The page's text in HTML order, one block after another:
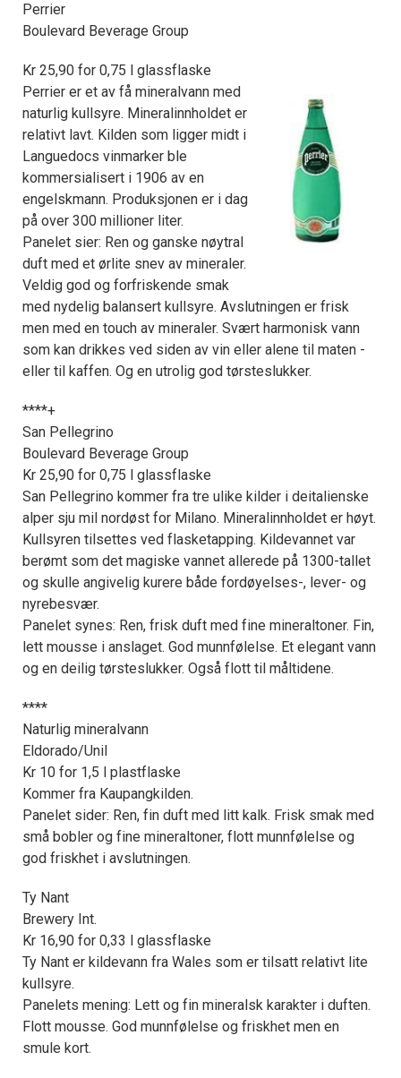
Perrier
Boulevard Beverage Group
Kr 25,90 for 0,75 l glassflaske
Perrier er et av få mineralvann med
naturlig kullsyre. Mineralinnholdet er
relativt lavt. Kilden som ligger midt i
Languedocs vinmarker ble
kommersialisert i 1906 av en
engelskmann. Produksjonen er i dag
på over 300 millioner liter.
Panelet sier: Ren og ganske nøytral
duft med et ørlite snev av mineraler.
Veldig god og forfriskende smak
med nydelig balansert kullsyre. Avslutningen er frisk
men med en touch av mineraler. Svært harmonisk vann
som kan drikkes ved siden av vin eller alene til maten -
eller til kaffen. Og en utrolig god tørsteslukker.
****+
San Pellegrino
Boulevard Beverage Group
Kr 25,90 for 0,75 l glassflaske
San Pellegrino kommer fra tre ulike kilder i deitalienske
alper sju mil nordøst for Milano. Mineralinnholdet er høyt.
Kullsyren tilsettes ved flasketapping. Kildevannet var
berømt som det magiske vannet allerede på 1300-tallet
og skulle angivelig kurere både fordøyelses-, lever- og
nyrebesvær.
Panelet synes: Ren, frisk duft med fine mineraltoner. Fin,
lett mousse i anslaget. God munnfølelse. Et elegant vann
og en deilig tørsteslukker. Også flott til måltidene.
****
Naturlig mineralvann
Eldorado/Unil
Kr 10 for 1,5 l plastflaske
Kommer fra Kaupangkilden.
Panelet sider: Ren, fin duft med litt kalk. Frisk smak med
små bobler og fine mineraltoner, flott munnfølelse og
god friskhet i avslutningen.
Ty Nant
Brewery Int.
Kr 16,90 for 0,33 l glassflaske
Ty Nant er kildevann fra Wales som er tilsatt relativt lite
kullsyre.
Panelets mening: Lett og fin mineralsk karakter i duften.
Flott mousse. God munnfølelse og friskhet men en
smule kort.